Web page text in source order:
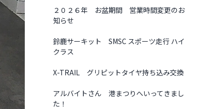
２０２６年 お盆期間 営業時間変更のお
知らせ
鈴鹿サーキット SMSC スポーツ走行 ハイ
クラス
X-TRAIL グリピットタイヤ持ち込み交換
アルバイトさん 港まつりへいってきまし
た！